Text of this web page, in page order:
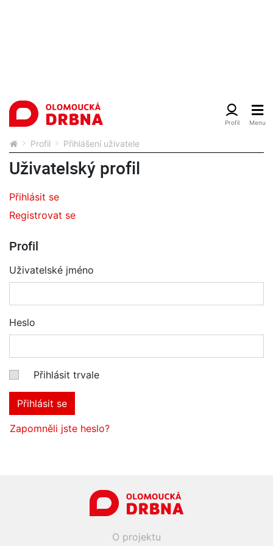
Profil Přihlášení uživatele
Uživatelský profil
Přihlásit se
Registrovat se
Profil
Uživatelské jméno
Heslo
Přihlásit trvale
Přihlásit se
Zapomněli jste heslo?
O projektu